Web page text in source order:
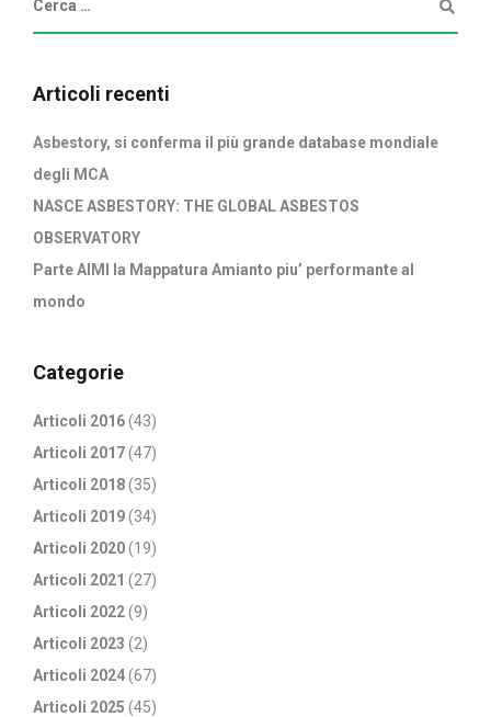
Articoli recenti
Asbestory, si conferma il più grande database mondiale
degli MCA
NASCE ASBESTORY: THE GLOBAL ASBESTOS
OBSERVATORY
Parte AIMI la Mappatura Amianto piu’ performante al
mondo
Categorie
Articoli 2016(43)
Articoli 2017(47)
Articoli 2018(35)
Articoli 2019(34)
Articoli 2020(19)
Articoli 2021 (27)
Articoli 2022(9)
Articoli 2023 (2)
Articoli 2024(67)
Articoli 2025 (45)